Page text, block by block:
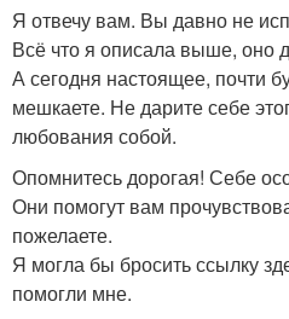
Я отвечу вам. Вы давно не
Всё что я описала выше, оно
А сегодня настоящее, почти
мешкаете. Не дарите себе
любования собой.
Опомнитесь дорогая! Себе
Они помогут вам
пожелаете.
Я могла бы бросить ссылку
помогли мне.